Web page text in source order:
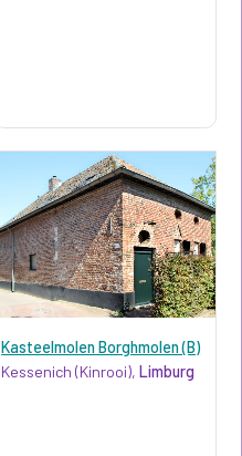
Kasteelmolen Borghmolen (B)
Kessenich (Kinrooi),Limburg